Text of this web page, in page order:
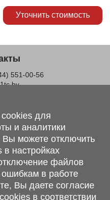
Уточнить стоимость
551-00-56
ул. Мира, 20А,
108 В, 224701
предоставленная на сайте
технических
а также стоимости и
для
и аналитики
Вы можете отключить
настройках
файлов
в работе
Вы даете согласие
в соответствии